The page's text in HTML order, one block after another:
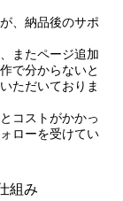
、納品後のサポ
またページ追加
で分からないと
ただいておりま
コストがかかっ
ローを受けてい